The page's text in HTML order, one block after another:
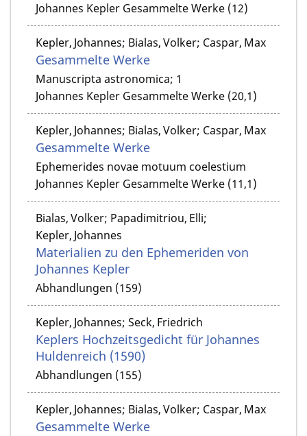
Johannes Kepler Gesammelte Werke (12)
Kepler, Johannes; Bialas, Volker; Caspar, Max
Gesammelte Werke
Manuscripta astronomica; 1
Johannes Kepler Gesammelte Werke (20,1)
Kepler, Johannes; Bialas, Volker; Caspar, Max
Gesammelte Werke
Ephemerides novae motuum coelestium
Johannes Kepler Gesammelte Werke (11,1)
Bialas, Volker; Papadimitriou, Elli;
Kepler, Johannes
Materialien zu den Ephemeriden von
Johannes Kepler
Abhandlungen (159)
Kepler, Johannes; Seck, Friedrich
Keplers Hochzeitsgedicht für Johannes
Huldenreich (1590)
Abhandlungen (155)
Kepler, Johannes; Bialas, Volker; Caspar, Max
Gesammelte Werke